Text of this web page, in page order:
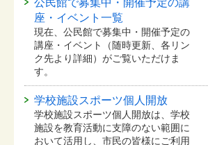
公民館で募集中・開催予定の講
座・イベント一覧
現在、公民館で募集中・開催予定の
講座・イベント（随時更新、各リン
ク先より詳細）がご覧いただけま
す。
学校施設スポーツ個人開放
学校施設スポーツ個人開放は、学校
施設を教育活動に支障のない範囲に
おいて活用し、市民の皆様にご利用